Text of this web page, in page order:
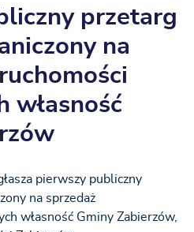
przetarg
na
własność
pierwszy publiczny
na sprzedaż
własność Gminy Zabierzów,